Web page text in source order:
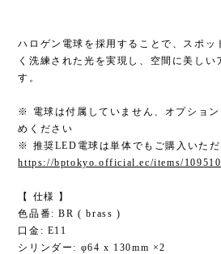
ハロゲン電球を採用することで、スポッ
く洗練された光を実現し、空間に美しい
す。
※ 電球は付属していません、オプショ
めください
※ 推奨LED電球は単体でもご購入いた
https://bptokyo.official.ec/items/
【 仕様 】
色品番: BR ( brass )
口金: E11
シリンダー: φ64 x 130mm ×2